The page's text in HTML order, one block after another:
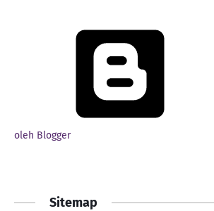
oleh Blogger
Sitemap